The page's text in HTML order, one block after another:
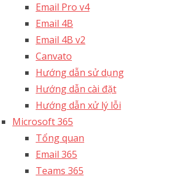
Email Pro v4
Email 4B
Email 4B v2
Canvato
Hướng dẫn sử dụng
Hướng dẫn cài đặt
Hướng dẫn xử lý lỗi
Microsoft 365
Tổng quan
Email 365
Teams 365